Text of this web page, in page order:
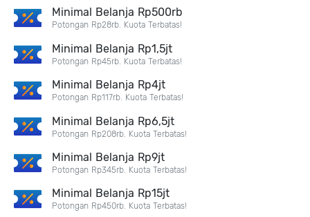
Minimal Belanja Rp500rb
Potongan Rp28rb. Kuota Terbatas!
Minimal Belanja Rp1,5jt
Potongan Rp45rb. Kuota Terbatas!
Minimal Belanja Rp4jt
Potongan Rp117rb. Kuota Terbatas!
Minimal Belanja Rp6,5jt
Potongan Rp208rb. Kuota Terbatas!
Minimal Belanja Rp9jt
Potongan Rp345rb. Kuota Terbatas!
Minimal Belanja Rp15jt
Potongan Rp450rb. Kuota Terbatas!